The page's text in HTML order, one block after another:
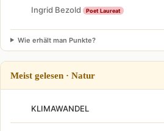
Ingrid Bezold Poet Laureat
Wie erhält man Punkte?
Meist gelesen · Natur
KLIMAWANDEL